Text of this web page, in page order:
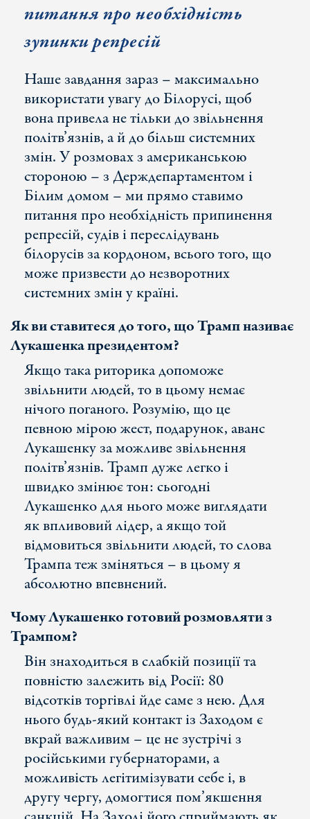
питання про необхідність
зупинки репресій
Наше завдання зараз – максимально
використати увагу до Білорусі, щоб
вона привела не тільки до звільнення
політв’язнів, а й до більш системних
змін. У розмовах з американською
стороною – з Держдепартаментом і
Білим домом – ми прямо ставимо
питання про необхідність припинення
репресій, судів і переслідувань
білорусів за кордоном, всього того, що
може призвести до незворотних
системних змін у країні.
Як ви ставитеся до того, що Трамп називає
Лукашенка президентом?
Якщо така риторика допоможе
звільнити людей, то в цьому немає
нічого поганого. Розумію, що це
певною мірою жест, подарунок, аванс
Лукашенку за можливе звільнення
політв’язнів. Трамп дуже легко і
швидко змінює тон: сьогодні
Лукашенко для нього може виглядати
як впливовий лідер, а якщо той
відмовиться звільнити людей, то слова
Трампа теж зміняться – в цьому я
абсолютно впевнений.
Чому Лукашенко готовий розмовляти з
Трампом?
Він знаходиться в слабкій позиції та
повністю залежить від Росії: 80
відсотків торгівлі йде саме з нею. Для
нього будь-який контакт із Заходом є
вкрай важливим – це не зустрічі з
російськими губернаторами, а
можливість легітимізувати себе і, в
другу чергу, домогтися пом’якшення